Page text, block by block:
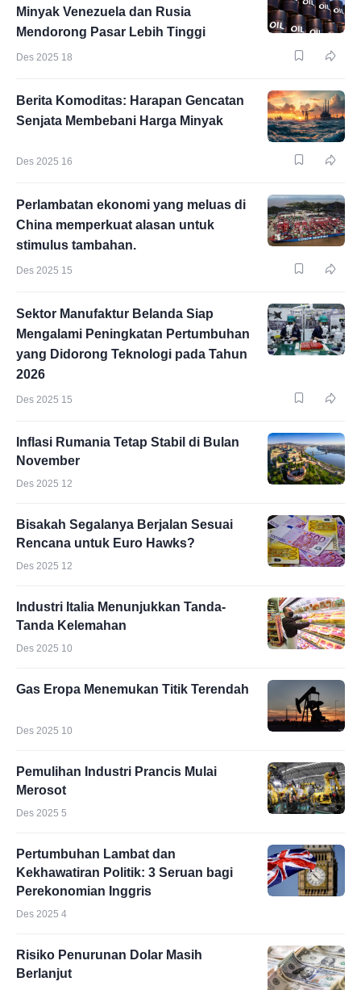
Minyak Venezuela dan Rusia
Mendorong Pasar Lebih Tinggi
Des 2025 18
Berita Komoditas: Harapan Gencatan
Senjata Membebani Harga Minyak
Des 2025 16
Perlambatan ekonomi yang meluas di
China memperkuat alasan untuk
stimulus tambahan.
Des 2025 15
Sektor Manufaktur Belanda Siap
Mengalami Peningkatan Pertumbuhan
yang Didorong Teknologi pada Tahun
2026
Des 2025 15
Inflasi Rumania Tetap Stabil di Bulan
November
Des 2025 12
Bisakah Segalanya Berjalan Sesuai
Rencana untuk Euro Hawks?
Des 2025 12
Industri Italia Menunjukkan Tanda-
Tanda Kelemahan
Des 2025 10
Gas Eropa Menemukan Titik Terendah
Des 2025 10
Pemulihan Industri Prancis Mulai
Merosot
Des 2025 5
Pertumbuhan Lambat dan
Kekhawatiran Politik: 3 Seruan bagi
Perekonomian Inggris
Des 2025 4
Risiko Penurunan Dolar Masih
Berlanjut